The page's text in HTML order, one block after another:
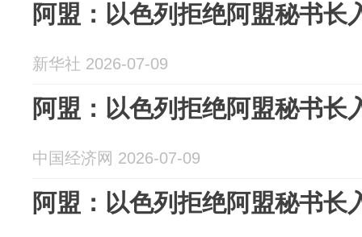
阿盟：以色列拒绝阿盟秘书长
新华社 2026-07-09
阿盟：以色列拒绝阿盟秘书长
中国经济网 2026-07-09
阿盟：以色列拒绝阿盟秘书长